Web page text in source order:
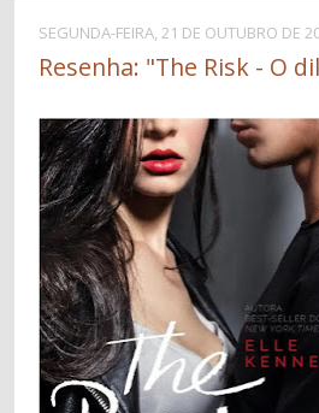
SEGUNDA-FEIRA, 21 DE OUTUBRO DE
Resenha: "The Risk - O